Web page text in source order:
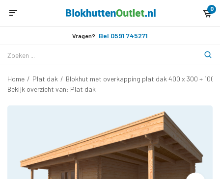
0
Vragen? Bel 0591 745271
Home / Plat dak / Blokhut met overkapping plat dak 400 x 300 + 100
Bekijk overzicht van: Plat dak